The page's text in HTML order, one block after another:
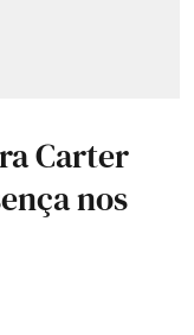
Carter
nos